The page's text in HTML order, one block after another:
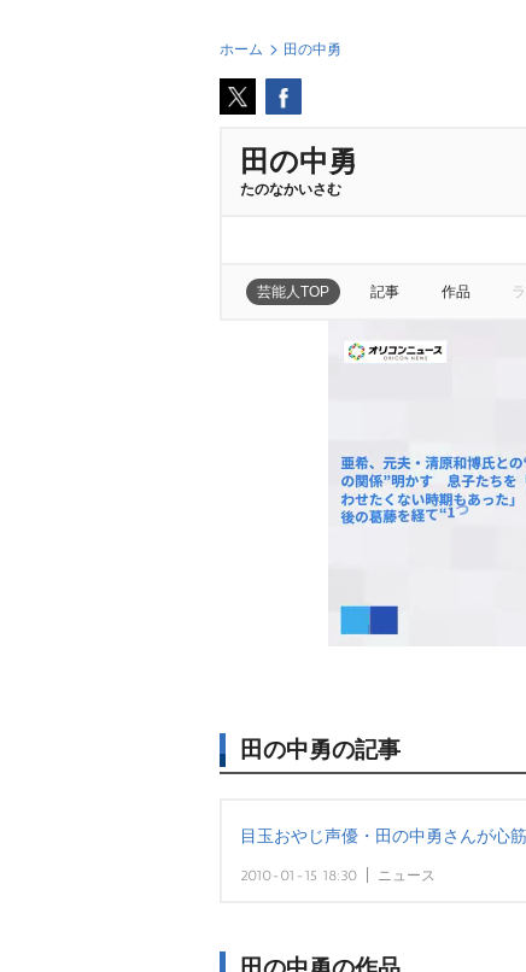
ホーム 田の中勇
田の中勇
たのなかいさむ
芸能人TOP 記事 作品
田の中勇の記事
目玉おやじ声優・田の中勇さんが心
2010-01-15 18:30 ニュース